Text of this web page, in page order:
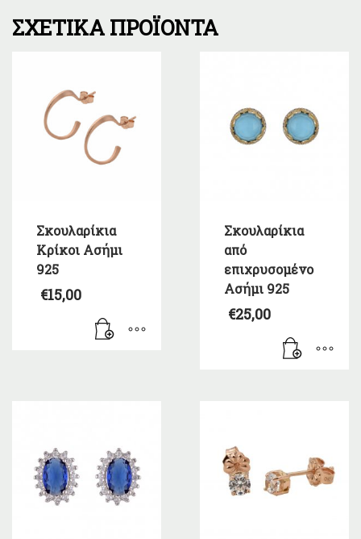
ΣΧΕΤΙΚΆ ΠΡΟΪΌΝΤΑ
Σκουλαρίκια
Κρίκοι Ασήμι
925
€15,00
Σκουλαρίκια
από
επιχρυσομένο
Ασήμι 925
€25,00